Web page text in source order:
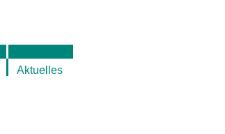
Aktuelles